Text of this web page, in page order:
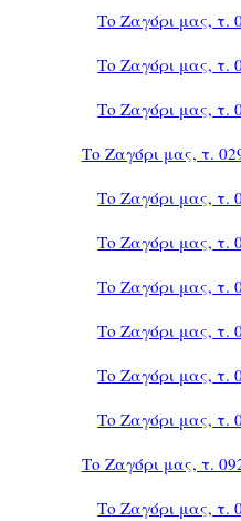
Το Ζαγόρι μας, τ.
Το Ζαγόρι μας, τ.
Το Ζαγόρι μας, τ.
Το Ζαγόρι μας, τ.
Το Ζαγόρι μας, τ.
Το Ζαγόρι μας, τ.
Το Ζαγόρι μας, τ.
Το Ζαγόρι μας, τ.
Το Ζαγόρι μας, τ.
Το Ζαγόρι μας, τ.
Το Ζαγόρι μας, τ.
Το Ζαγόρι μας, τ.